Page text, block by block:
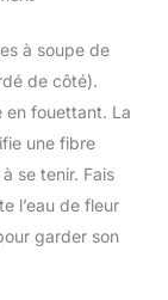
à soupe de
de côté).
en fouettant. La
une fibre
se tenir. Fais
l’eau de fleur
garder son